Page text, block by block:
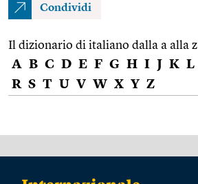
Condividi
Il dizionario di italiano dalla a alla z
A B C D E F G H I J K L
R S T U V W X Y Z